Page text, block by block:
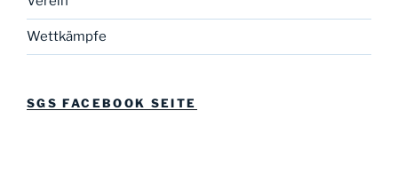
Wettkämpfe
SGS FACEBOOK SEITE